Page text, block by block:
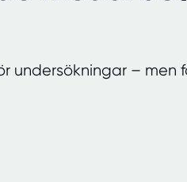
undersökningar – men